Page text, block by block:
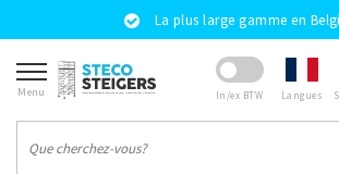
La plus large gamme en
Menu In/ex BTW Langues